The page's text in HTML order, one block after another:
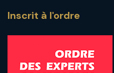
Inscrit à l'ordre